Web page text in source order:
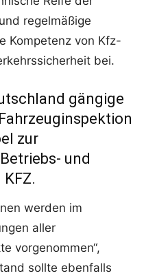
regelmäßige
Kompetenz von Kfz-
bei.
gängige
zur
und
werden im
aller
vorgenommen“,
sollte ebenfalls